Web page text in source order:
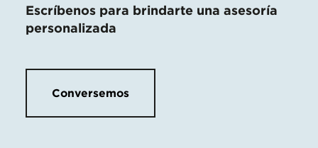
Escríbenos para brindarte una asesoría
personalizada
Conversemos